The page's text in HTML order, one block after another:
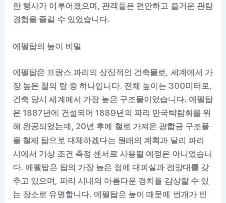
한 행사가 이루어졌으며, 관객들은 편안하고 즐거운 관람
경험을 즐길 수 있었습니다.
에펠탑의 높이 비밀
에펠탑은 프랑스 파리의 상징적인 건축물로, 세계에서 가
장 높은 철의 탑 중 하나입니다. 전체 높이는 300미터로,
건축 당시 세계에서 가장 높은 구조물이었습니다. 에펠탑
은 1887년에 건설되어 1889년의 파리 만국박람회를 위
해 완공되었는데, 20년 후에 철로 가져온 광합금 구조물
을 철제 탑으로 대체하겠다는 원래의 계획과 달리 파리
시에서 기상 조건 측정 센서로 사용될 예정은 아니었습니
다. 에펠탑은 탑의 가장 높은 점에 대피실과 전망대를 갖
추고 있으며, 파리 시내의 아름다운 경치를 감상할 수 있
는 장소로 유명합니다. 에펠탑은 높이 때문에 번개가 빈